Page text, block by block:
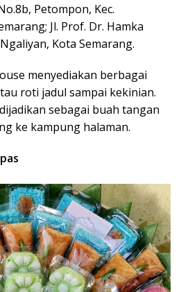
Petompon, Kec.
Jl. Prof. Dr. Hamka
Kota Semarang.
menyediakan berbagai
roti jadul sampai kekinian.
sebagai buah tangan
ke kampung halaman.